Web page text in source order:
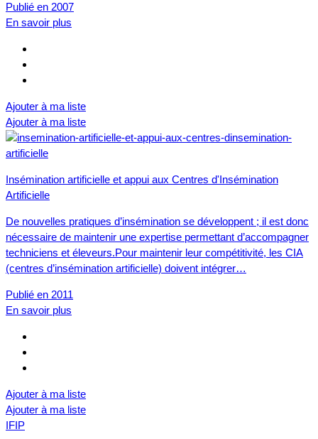
Publié en 2007
En savoir plus
Ajouter à ma liste
Ajouter à ma liste
Insémination artificielle et appui aux Centres d'Insémination
Artificielle
De nouvelles pratiques d’insémination se développent ; il est donc
nécessaire de maintenir une expertise permettant d’accompagner
techniciens et éleveurs.Pour maintenir leur compétitivité, les CIA
(centres d’insémination artificielle) doivent intégrer…
Publié en 2011
En savoir plus
Ajouter à ma liste
Ajouter à ma liste
IFIP